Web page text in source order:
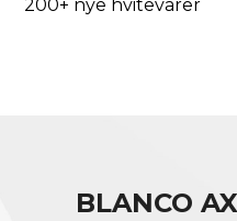
200+ nye hvitevarer
BLANCO